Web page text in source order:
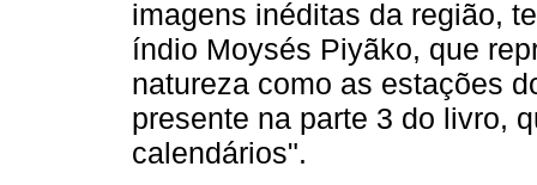
imagens inéditas da região,
índio Moysés Piyãko, que
natureza como as estações
presente na parte 3 do livro,
calendários".